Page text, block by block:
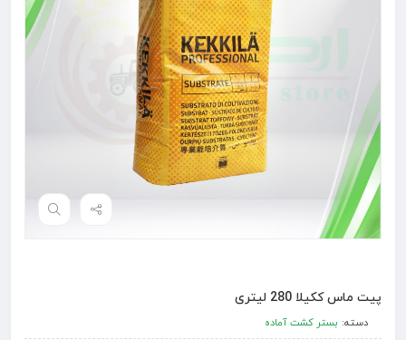
پیت ماس ککیلا 280 لیتری
دسته: بستر کشت آماده